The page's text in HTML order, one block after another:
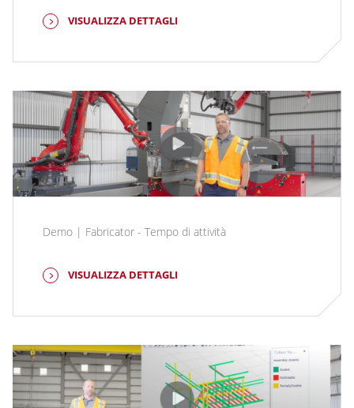
VISUALIZZA DETTAGLI
Demo | Fabricator - Tempo di attività
VISUALIZZA DETTAGLI